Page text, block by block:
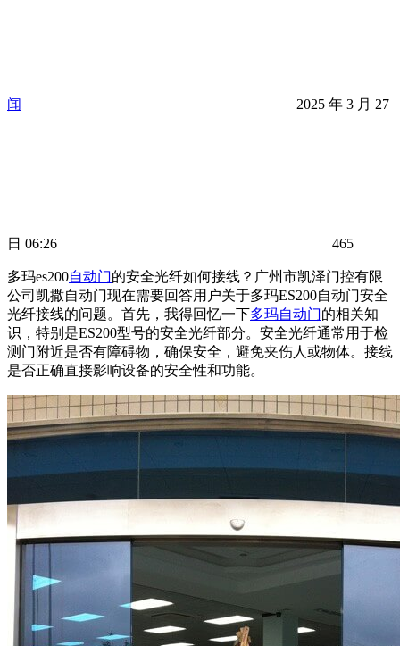
闻 2025 年 3 月 27
日 06:26 465
多玛es200自动门的安全光纤如何接线？广州市凯泽门控有限
公司凯撒自动门现在需要回答用户关于多玛ES200自动门安全
光纤接线的问题。首先，我得回忆一下多玛自动门的相关知
识，特别是ES200型号的安全光纤部分。安全光纤通常用于检
测门附近是否有障碍物，确保安全，避免夹伤人或物体。接线
是否正确直接影响设备的安全性和功能。